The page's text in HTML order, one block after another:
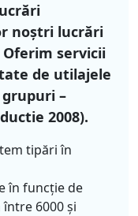
noştri lucrări
servicii
de utilajele
–
2008).
tipări în
în funcţie de
6000 şi